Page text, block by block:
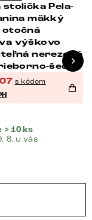
Pela-
mäkký
otočná
výškovo
nerezová
šedá
s kódom
> 10 ks
8. u vás